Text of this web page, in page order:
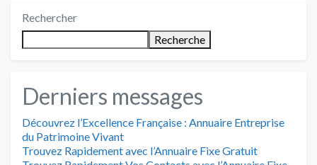
Rechercher
Recherche
Derniers messages
Découvrez l’Excellence Française : Annuaire Entreprise
du Patrimoine Vivant
Trouvez Rapidement avec l’Annuaire Fixe Gratuit